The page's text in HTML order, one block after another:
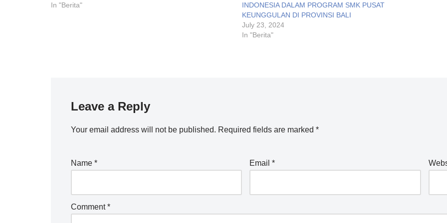
In "Berita"
INDONESIA DALAM PROGRAM SMK PUSAT
KEUNGGULAN DI PROVINSI BALI
July 23, 2024
In "Berita"
Leave a Reply
Your email address will not be published. Required fields are marked *
Name * Email*
Comment*